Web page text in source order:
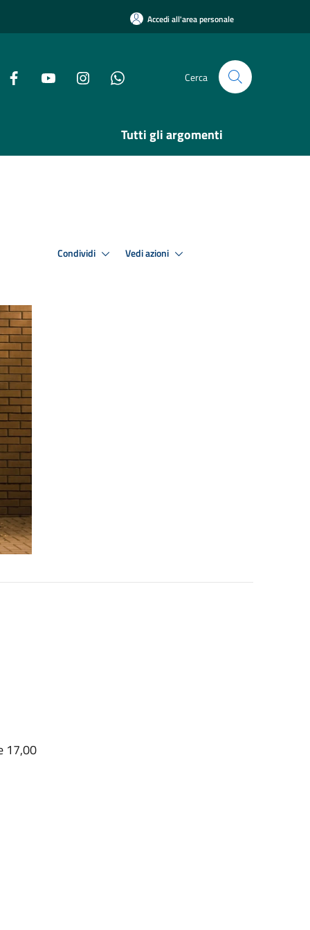
Accedi all'area personale
Cerca
Tutti gli argomenti
Condividi Vedi azioni
17,00